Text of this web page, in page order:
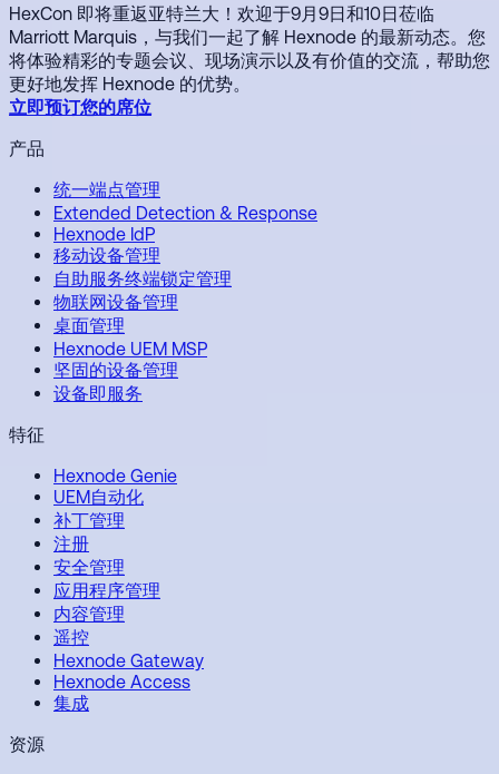
HexCon 即将重返亚特兰大！欢迎于9月9日和10日莅临
Marriott Marquis，与我们一起了解 Hexnode 的最新动态。您
将体验精彩的专题会议、现场演示以及有价值的交流，帮助您
更好地发挥 Hexnode 的优势。
立即预订您的席位
产品
统一端点管理
Extended Detection & Response
Hexnode IdP
移动设备管理
自助服务终端锁定管理
物联网设备管理
桌面管理
Hexnode UEM MSP
坚固的设备管理
设备即服务
特征
Hexnode Genie
UEM自动化
补丁管理
注册
安全管理
应用程序管理
内容管理
遥控
Hexnode Gateway
Hexnode Access
集成
资源